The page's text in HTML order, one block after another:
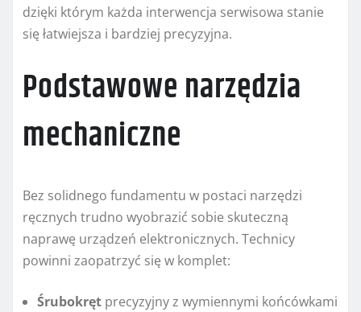
dzięki którym każda interwencja serwisowa stanie
się łatwiejsza i bardziej precyzyjna.
Podstawowe narzędzia
mechaniczne
Bez solidnego fundamentu w postaci narzędzi
ręcznych trudno wyobrazić sobie skuteczną
naprawę urządzeń elektronicznych. Technicy
powinni zaopatrzyć się w komplet:
Śrubokręt precyzyjny z wymiennymi końcówkami